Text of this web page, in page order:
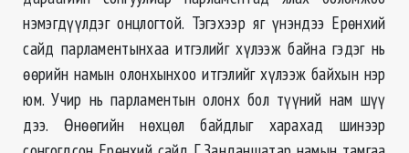
нэмэгдүүлдэг онцлогтой. Тэгэхээр яг үнэндээ Ерөнхий
сайд парламентынхаа итгэлийг хүлээж байна гэдэг нь
өөрийн намын олонхынхоо итгэлийг хүлээж байхын нэр
юм. Учир нь парламентын олонх бол түүний нам шүү
дээ. Өнөөгийн нөхцөл байдлыг харахад шинээр